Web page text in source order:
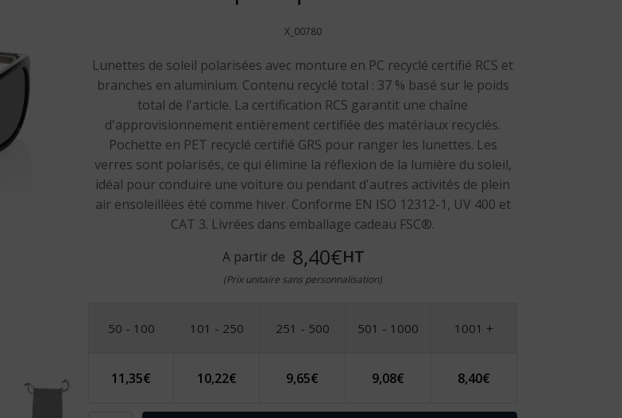
X_00780
Lunettes de soleil polarisées avec monture en PC recyclé certifié RCS et
branches en aluminium. Contenu recyclé total : 37 % basé sur le poids
total de l'article. La certification RCS garantit une chaîne
d'approvisionnement entièrement certifiée des matériaux recyclés.
Pochette en PET recyclé certifié GRS pour ranger les lunettes. Les
verres sont polarisés, ce qui élimine la réflexion de la lumière du soleil,
idéal pour conduire une voiture ou pendant d'autres activités de plein
air ensoleillées été comme hiver. Conforme EN ISO 12312-1, UV 400 et
CAT 3. Livrées dans emballage cadeau FSC®.
A partir de 8,40€HT
(Prix unitaire sans personnalisation)
50 - 100 101 - 250 251 - 500 501 - 1000 1001 +
11,35€ 10,22€ 9,65€ 9,08€ 8,40€